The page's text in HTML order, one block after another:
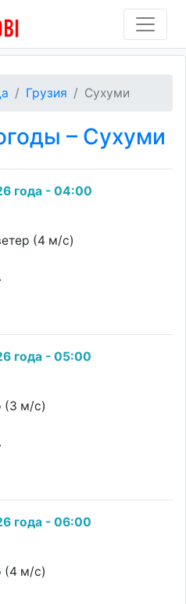
Грузия Сухуми
– Сухуми
года - 04:00
(4 м/с)
года - 05:00
(3 м/с)
года - 06:00
(4 м/с)